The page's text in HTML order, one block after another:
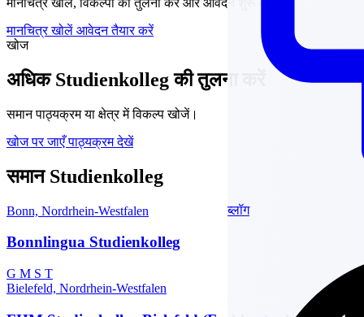
ब्लॉग
मानचित्र खोलें, विकल्पों की तुलना करें और आवेदन शुरू करें।
मानचित्र खोलें आवेदन तैयार करें
खोज
अधिक Studienkolleg की तुलना करें
समान पाठ्यक्रम या क्षेत्र में विकल्प खोजें।
खोज पर जाएँपाठ्यक्रम देखें
समान Studienkolleg
Bonn, Nordrhein-Westfalen
Bonnlingua Studienkolleg
G M S T
Bielefeld, Nordrhein-Westfalen